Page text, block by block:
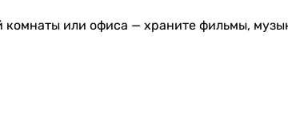
или офиса — храните фильмы,